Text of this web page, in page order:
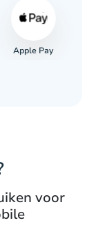
Apple Pay
voor